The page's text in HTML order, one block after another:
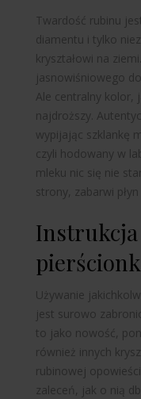
Twardość rubinu
diamentu i tylko
kryształowi na
jasnowiśniowego do
Ale centralny kolor,
najdroższy.
wypijając szklankę
czyli hodowany w
mleku nic się nie
strony, zabarwi
Używanie
jest surowo
to jako nowość,
również innych
rubinowej
zaleceń, jak o nią